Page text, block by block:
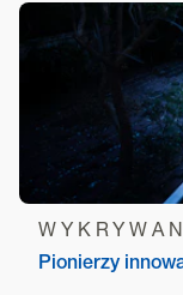
Pionierzy